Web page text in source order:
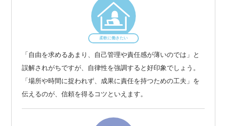
柔軟に働きたい
「自由を求めるあまり、自己管理や責任感が薄いのでは」と
誤解されがちですが、自律性を強調すると好印象でしょう。
「場所や時間に捉われず、成果に責任を持つための工夫」を
伝えるのが、信頼を得るコツといえます。